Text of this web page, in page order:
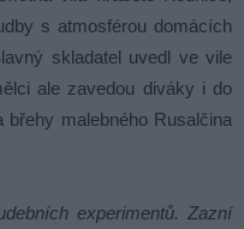
s atmosférou domácích
skladatel uvedl ve vile
ale zavedou diváky i do
břehy malebného Rusalčina
experimentů. Zazní